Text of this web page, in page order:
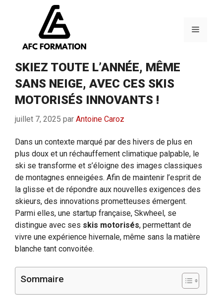
Menu
SKIEZ TOUTE L’ANNÉE, MÊME
SANS NEIGE, AVEC CES SKIS
MOTORISÉS INNOVANTS !
juillet 7, 2025 par Antoine Caroz
Dans un contexte marqué par des hivers de plus en
plus doux et un réchauffement climatique palpable, le
ski se transforme et s’éloigne des images classiques
de montagnes enneigées. Afin de maintenir l’esprit de
la glisse et de répondre aux nouvelles exigences des
skieurs, des innovations prometteuses émergent.
Parmi elles, une startup française, Skwheel, se
distingue avec ses skis motorisés, permettant de
vivre une expérience hivernale, même sans la matière
blanche tant convoitée.
Sommaire